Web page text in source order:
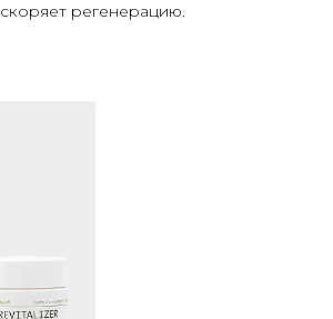
регенерацию.